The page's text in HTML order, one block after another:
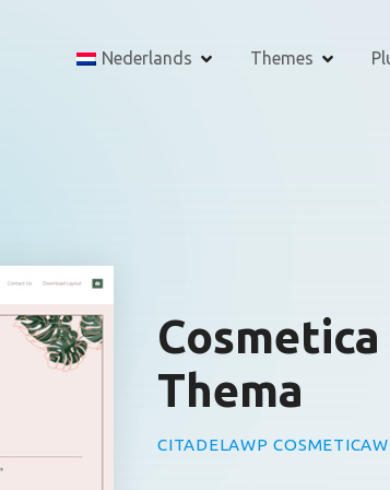
Nederlands Themes
Thema
CITADELAWP